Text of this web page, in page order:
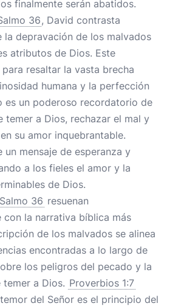
finalmente serán abatidos.
36, David contrasta
la depravación de los malvados
atributos de Dios. Este
resaltar la vasta brecha
humana y la perfección
es un poderoso recordatorio de
temer a Dios, rechazar el mal y
su amor inquebrantable.
un mensaje de esperanza y
a los fieles el amor y la
de Dios.
Salmo 36 resuenan
con la narrativa bíblica más
de los malvados se alinea
encontradas a lo largo de
los peligros del pecado y la
a Dios. Proverbios 1:7
del Señor es el principio del